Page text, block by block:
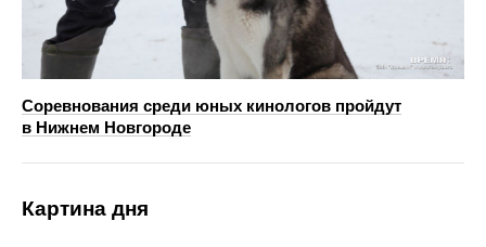
Соревнования среди юных кинологов пройдут
в Нижнем Новгороде
Картина дня